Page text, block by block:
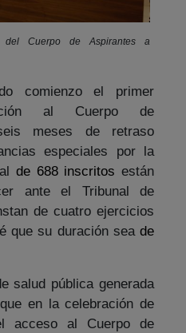
del Cuerpo de Aspirantes a
comienzo el primer
al Cuerpo de
meses de retraso
especiales por la
de 688 inscritos están
ante el Tribunal de
de cuatro ejercicios
que su duración sea de
salud pública generada
en la celebración de
acceso al Cuerpo de